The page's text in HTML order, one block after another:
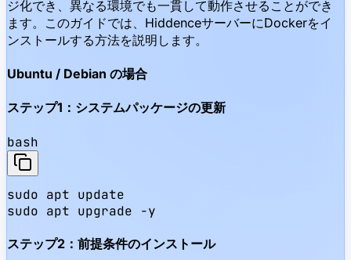
ジ化でき、異なる環境でも一貫して動作させることができ
ます。このガイドでは、HiddenceサーバーにDockerをイ
ンストールする方法を説明します。
Ubuntu / Debian の場合
ステップ1：システムパッケージの更新
bash
sudo apt update
sudo apt upgrade -y
ステップ2：前提条件のインストール